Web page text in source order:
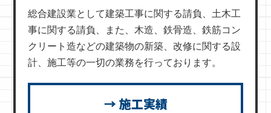
総合建設業として建築工事に関する請負、土木工
事に関する請負、また、木造、鉄骨造、鉄筋コン
クリート造などの建築物の新築、改修に関する設
計、施工等の一切の業務を行っております。
→ 施工実績